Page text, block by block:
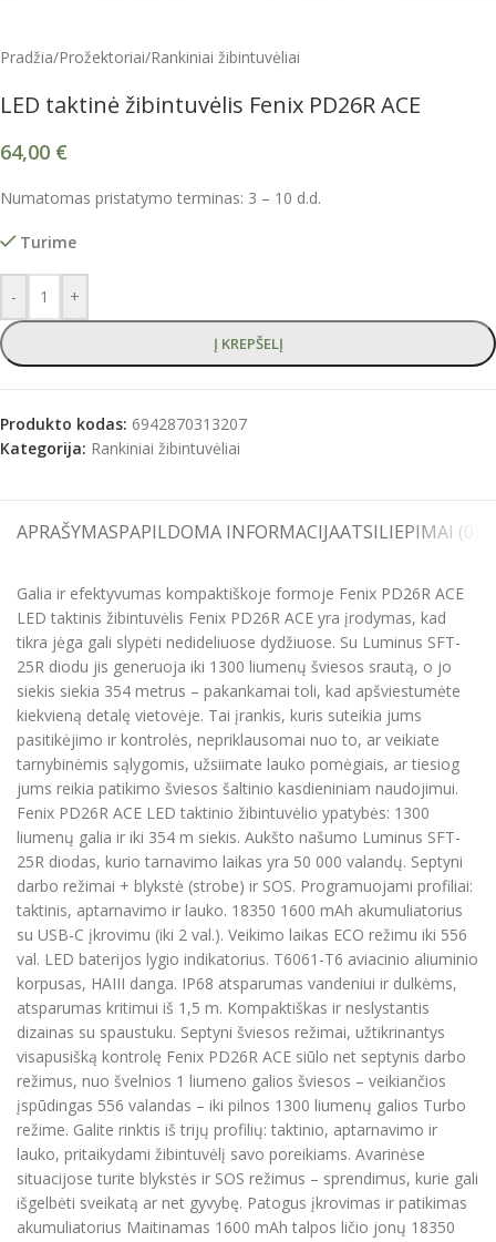
Pradžia/Prožektoriai/Rankiniai žibintuvėliai
LED taktinė žibintuvėlis Fenix PD26R ACE
64,00 €
Numatomas pristatymo terminas: 3 – 10 d.d.
Turime
- +
Į KREPŠELĮ
Produkto kodas: 6942870313207
Kategorija: Rankiniai žibintuvėliai
APRAŠYMASPAPILDOMA INFORMACIJAATSILIEPIMAI (0)
Galia ir efektyvumas kompaktiškoje formoje Fenix PD26R ACE
LED taktinis žibintuvėlis Fenix PD26R ACE yra įrodymas, kad
tikra jėga gali slypėti nedideliuose dydžiuose. Su Luminus SFT-
25R diodu jis generuoja iki 1300 liumenų šviesos srautą, o jo
siekis siekia 354 metrus – pakankamai toli, kad apšviestumėte
kiekvieną detalę vietovėje. Tai įrankis, kuris suteikia jums
pasitikėjimo ir kontrolės, nepriklausomai nuo to, ar veikiate
tarnybinėmis sąlygomis, užsiimate lauko pomėgiais, ar tiesiog
jums reikia patikimo šviesos šaltinio kasdieniniam naudojimui.
Fenix PD26R ACE LED taktinio žibintuvėlio ypatybės: 1300
liumenų galia ir iki 354 m siekis. Aukšto našumo Luminus SFT-
25R diodas, kurio tarnavimo laikas yra 50 000 valandų. Septyni
darbo režimai + blykstė (strobe) ir SOS. Programuojami profiliai:
taktinis, aptarnavimo ir lauko. 18350 1600 mAh akumuliatorius
su USB-C įkrovimu (iki 2 val.). Veikimo laikas ECO režimu iki 556
val. LED baterijos lygio indikatorius. T6061-T6 aviacinio aliuminio
korpusas, HAIII danga. IP68 atsparumas vandeniui ir dulkėms,
atsparumas kritimui iš 1,5 m. Kompaktiškas ir neslystantis
dizainas su spaustuku. Septyni šviesos režimai, užtikrinantys
visapusišką kontrolę Fenix PD26R ACE siūlo net septynis darbo
režimus, nuo švelnios 1 liumeno galios šviesos – veikiančios
įspūdingas 556 valandas – iki pilnos 1300 liumenų galios Turbo
režime. Galite rinktis iš trijų profilių: taktinio, aptarnavimo ir
lauko, pritaikydami žibintuvėlį savo poreikiams. Avarinėse
situacijose turite blykstės ir SOS režimus – sprendimus, kurie gali
išgelbėti sveikatą ar net gyvybę. Patogus įkrovimas ir patikimas
akumuliatorius Maitinamas 1600 mAh talpos ličio jonų 18350